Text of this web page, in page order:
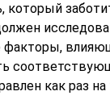
который
факторы,
как раз